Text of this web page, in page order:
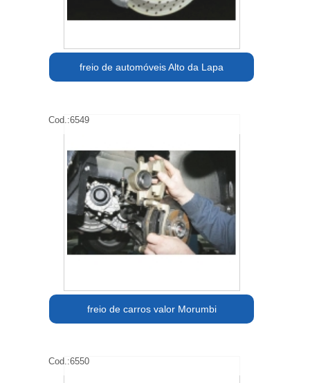
freio de automóveis Alto da Lapa
Cod.:6549
freio de carros valor Morumbi
Cod.:6550